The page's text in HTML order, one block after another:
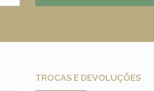
TROCAS E DEVOLUÇÕES